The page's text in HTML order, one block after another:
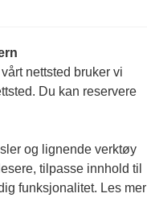
Reportasje
Produkter
Jobbmarked
nettsted bruker vi
Du kan reservere
og lignende verktøy
tilpasse innhold til
funksjonalitet. Les mer